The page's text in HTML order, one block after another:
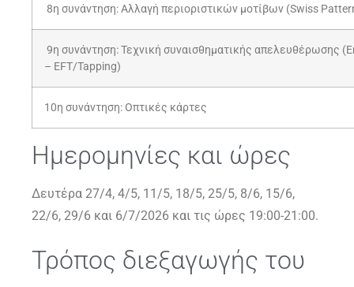
8η συνάντηση: Αλλαγή περιοριστικών μοτίβων (Swiss
9η συνάντηση: Τεχνική συναισθηματικής απελευθέρωσης
– EFT/Tapping)
10η συνάντηση: Οπτικές κάρτες
Ημερομηνίες και ώρες
Δευτέρα 27/4, 4/5, 11/5, 18/5, 25/5, 8/6, 15/6,
22/6, 29/6 και 6/7/2026 και τις ώρες 19:00-21:00.
Τρόπος διεξαγωγής του